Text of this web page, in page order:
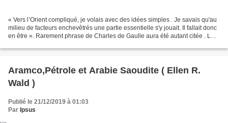
« Vers l’Orient compliqué, je volais avec des idées simples . Je savais qu'au
milieu de facteurs enchevêtrés une partie essentielle s'y jouait. Il fallait donc
en être ». Rarement phrase de Charles de Gaulle aura été autant citée . Le
Aramco,Pétrole et Arabie Saoudite ( Ellen R.
Wald )
Publié le 21/12/2019 à 01:03
Par Ipsus